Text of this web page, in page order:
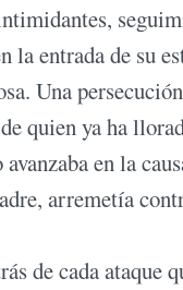
la entrada de su
Una
quien ya ha
en la
arremetía
de cada ataque